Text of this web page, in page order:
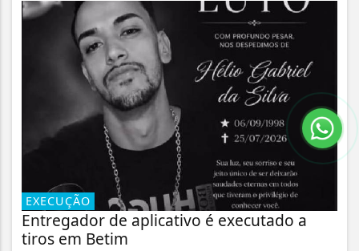
EXECUÇÃO
Entregador de aplicativo é executado a
tiros em Betim